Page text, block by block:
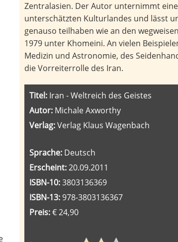
Zentralasien. Der Autor unternimmt
unterschätzten Kulturlandes und lässt
genauso teilhaben wie an den
1979 unter Khomeini. An vielen
Medizin und Astronomie, des
die Vorreiterrolle des Iran.
Titel: Iran - Weltreich des Geistes
Autor: Michale Axworthy
Verlag:Verlag Klaus Wagenbach
Sprache: Deutsch
Erscheint:20.09.2011
ISBN-10:3803136369
ISBN-13: 978-3803136367
Preis:€ 24,90